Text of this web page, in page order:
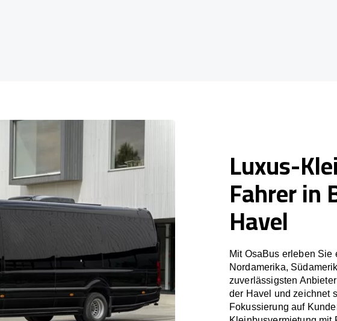
Luxus-
Fahrer in
Havel
Mit OsaBus erleben
Nordamerika,
zuverlässigsten
der Havel und zeichnet
Fokussierung auf